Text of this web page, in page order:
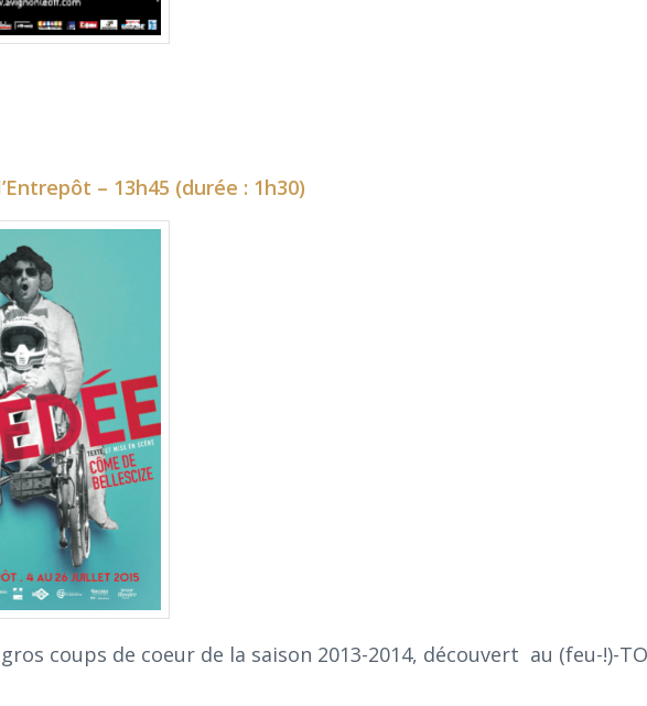
– 13h45 (durée : 1h30)
gros coups de coeur de la saison 2013-2014, découvert au (feu-!)-